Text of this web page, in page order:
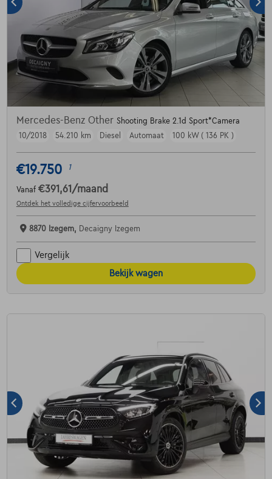
Mercedes-Benz Other Shooting Brake 2.1d Sport*Camera
10/2018
54.210 km Diesel Automaat 100 kW ( 136 PK )
€19.750 1
Vanaf €391,61 /maand
Ontdek het volledige cijfervoorbeeld
8870 Izegem, Decaigny Izegem
Vergelijk
Bekijk wagen